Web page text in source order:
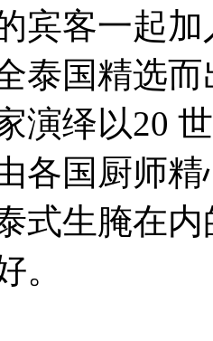
宾客一起
泰国精选
演绎以20
各国厨师
式生腌在
。